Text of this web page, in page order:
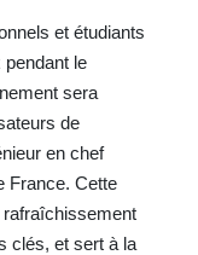
et étudiants
le
sera
de
en chef
France. Cette
rafraîchissement
clés, et sert à la